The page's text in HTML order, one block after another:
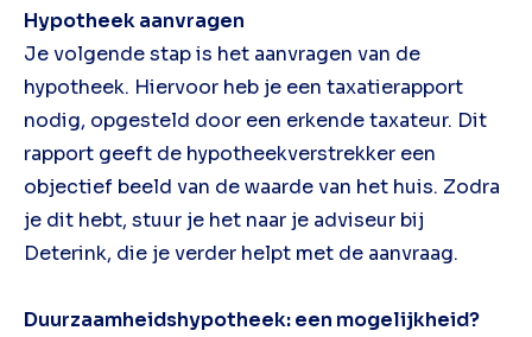
Hypotheek aanvragen
Je volgende stap is het aanvragen van de
hypotheek. Hiervoor heb je een taxatierapport
nodig, opgesteld door een erkende taxateur. Dit
rapport geeft de hypotheekverstrekker een
objectief beeld van de waarde van het huis. Zodra
je dit hebt, stuur je het naar je adviseur bij
Deterink, die je verder helpt met de aanvraag.
Duurzaamheidshypotheek: een mogelijkheid?